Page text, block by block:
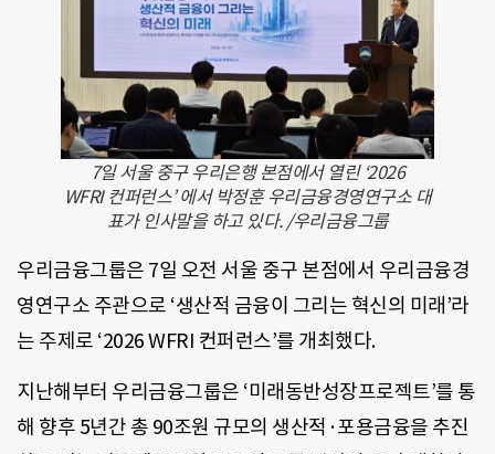
7일 서울 중구 우리은행 본점에서 열린 ‘2026
WFRI 컨퍼런스’ 에서 박정훈 우리금융경영연구소 대
표가 인사말을 하고 있다. /우리금융그룹
우리금융그룹은 7일 오전 서울 중구 본점에서 우리금융경
영연구소 주관으로 ‘생산적 금융이 그리는 혁신의 미래’라
는 주제로 ‘2026 WFRI 컨퍼런스’를 개최했다.
지난해부터 우리금융그룹은 ‘미래동반성장프로젝트’를 통
해 향후 5년간 총 90조원 규모의 생산적·포용금융을 추진